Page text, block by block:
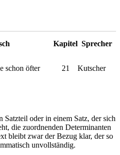
Kapitel Sprecher
schon öfter
21 Kutscher
oder in einem Satz, der sich
die zuordnenden Determinanten
bleibt zwar der Bezug klar, der so
unvollständig.